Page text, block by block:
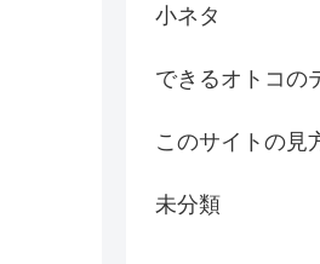
小ネタ
できるオトコの
このサイトの見
未分類